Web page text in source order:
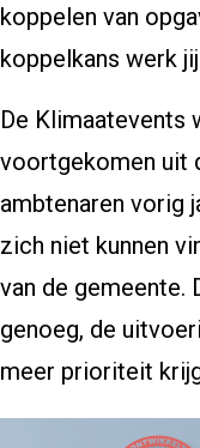
koppelen van
koppelkans werk
De Klimaatevents
voortgekomen uit
ambtenaren vorig
zich niet kunnen
van de gemeente.
genoeg, de
meer prioriteit